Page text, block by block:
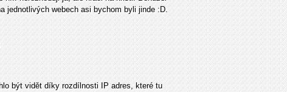
jednotlivých webech asi bychom byli jinde :D.
být vidět díky rozdílnosti IP adres, které tu